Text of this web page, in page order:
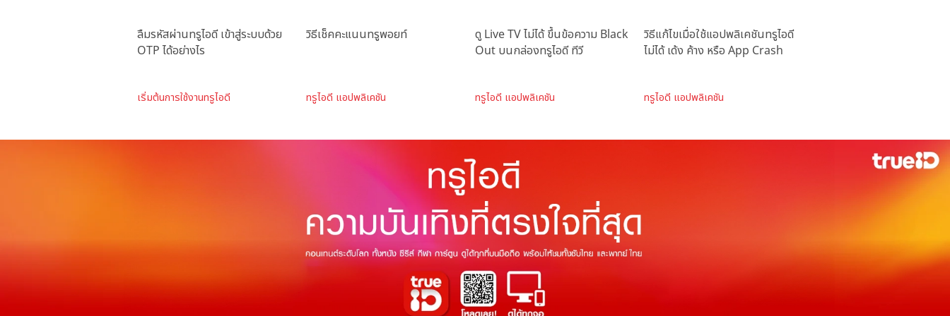
ลืมรหัสผ่านทรูไอดี เข้าสู่ระบบด้วย
OTP ได้อย่างไร
เริ่มต้นการใช้งานทรูไอดี
วิธีเช็คคะแนนทรูพอยท์
ทรูไอดี แอปพลิเคชัน
ดู Live TV ไม่ได้ ขึ้นข้อความ Black
Out บนกล่องทรูไอดี ทีวี
ทรูไอดี แอปพลิเคชัน
วิธีแก้ไขเมื่อใช้แอปพลิเคชันทรูไอดี
ไม่ได้ เด้ง ค้าง หรือ App Crash
ทรูไอดี แอปพลิเคชัน